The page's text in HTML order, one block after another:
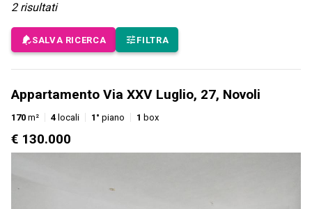
2 risultati
SALVA RICERCA FILTRA
Appartamento Via XXV Luglio, 27, Novoli
170 m² 4 locali 1° piano 1 box
€ 130.000